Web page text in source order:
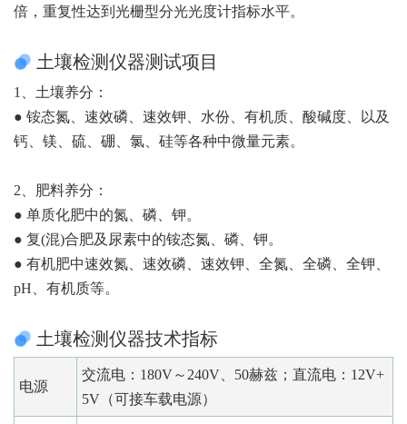
倍，重复性达到光栅型分光光度计指标水平。
土壤检测仪器测试项目
1、土壤养分：
● 铵态氮、速效磷、速效钾、水份、有机质、酸碱度、以及
钙、镁、硫、硼、氯、硅等各种中微量元素。
2、肥料养分：
● 单质化肥中的氮、磷、钾。
● 复(混)合肥及尿素中的铵态氮、磷、钾。
● 有机肥中速效氮、速效磷、速效钾、全氮、全磷、全钾、
pH、有机质等。
土壤检测仪器技术指标
电源
交流电：180V～240V、50赫兹；直流电：12V+
5V（可接车载电源）